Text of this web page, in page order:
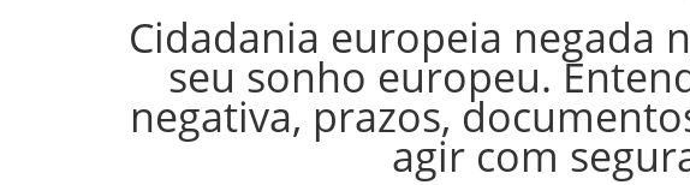
Cidadania europeia negada
seu sonho europeu.
negativa, prazos,
agir com